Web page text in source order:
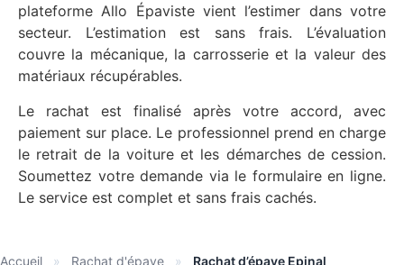
plateforme Allo Épaviste vient l’estimer dans votre
secteur. L’estimation est sans frais. L’évaluation
couvre la mécanique, la carrosserie et la valeur des
matériaux récupérables.
Le rachat est finalisé après votre accord, avec
paiement sur place. Le professionnel prend en charge
le retrait de la voiture et les démarches de cession.
Soumettez votre demande via le formulaire en ligne.
Le service est complet et sans frais cachés.
Accueil » Rachat d'épave » Rachat d’épave Epinal